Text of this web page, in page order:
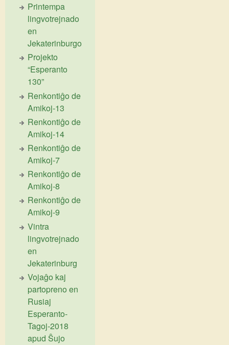
Printempa
lingvotrejnado
en
Jekaterinburgo
Projekto
“Esperanto
130”
Renkontiĝo de
Amikoj-13
Renkontiĝo de
Amikoj-14
Renkontiĝo de
Amikoj-7
Renkontiĝo de
Amikoj-8
Renkontiĝo de
Amikoj-9
Vintra
lingvotrejnado
en
Jekaterinburg
Vojaĝo kaj
partopreno en
Rusiaj
Esperanto-
Tagoj-2018
apud Ŝujo